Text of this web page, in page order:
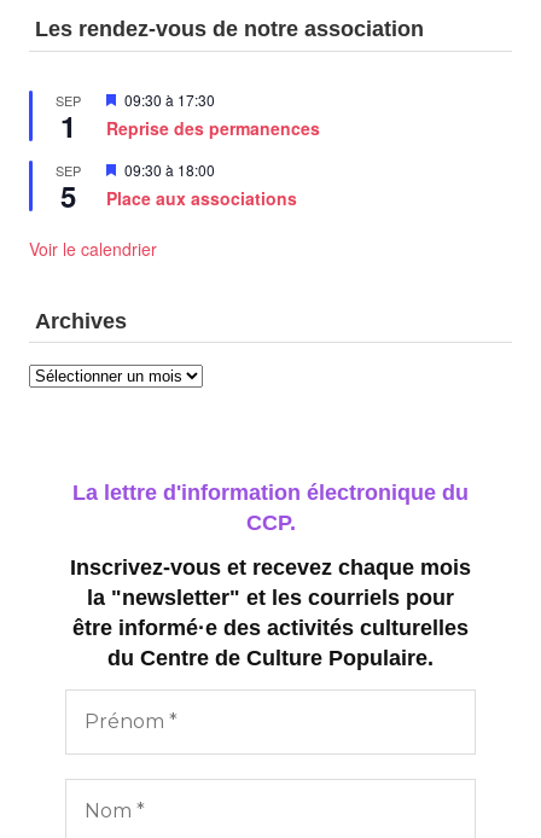
Les rendez-vous de notre association
SEP
1
Mis
avant
09:30 à 17:30
Reprise des permanences
SEP
5
Mis
avant
09:30 à 18:00
Place aux associations
Voir le calendrier
Archives
Archives
La lettre d'information électronique du
CCP.
Inscrivez-vous et recevez chaque mois
la "newsletter" et les courriels pour
être informé·e des activités culturelles
du Centre de Culture Populaire.